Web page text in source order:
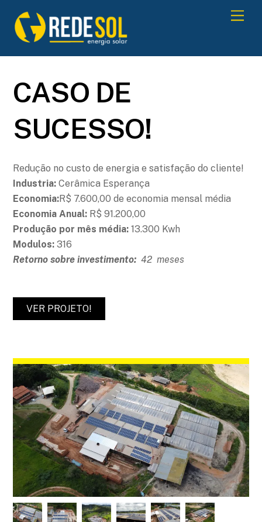
CASO DE
SUCESSO!
Redução no custo de energia e satisfação do cliente!
Industria: Cerâmica Esperança
Economia:R$ 7.600,00 de economia mensal média
Economia Anual: R$ 91.200,00
Produção por mês média: 13.300 Kwh
Modulos: 316
Retorno sobre investimento:42 meses
VER PROJETO!